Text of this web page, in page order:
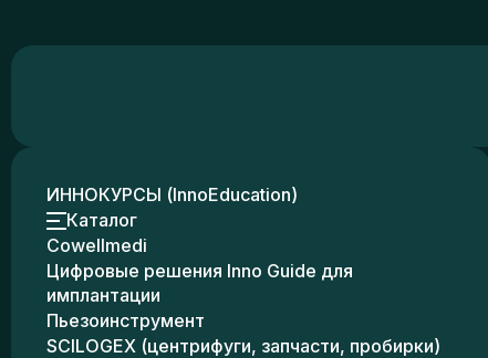
ИННОКУРСЫ (InnoEducation)
Каталог
Cowellmedi
Цифровые решения Inno Guide для
имплантации
Пьезоинструмент
SCILOGEX (центрифуги, запчасти, пробирки)